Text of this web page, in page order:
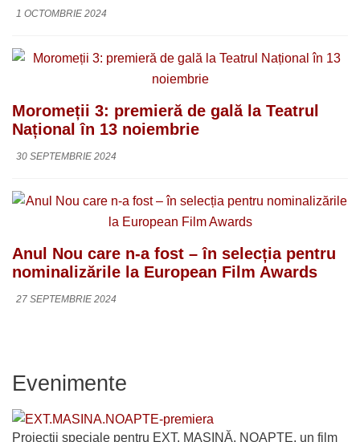
1 OCTOMBRIE 2024
Moromeții 3: premieră de gală la Teatrul
Național în 13 noiembrie
30 SEPTEMBRIE 2024
Anul Nou care n-a fost – în selecția pentru
nominalizările la European Film Awards
27 SEPTEMBRIE 2024
Evenimente
Proiecții speciale pentru EXT. MAȘINĂ. NOAPTE, un film